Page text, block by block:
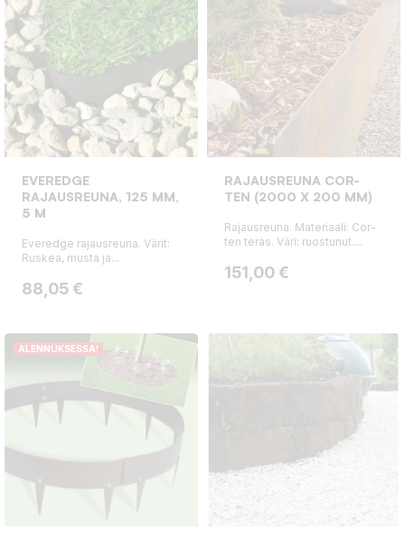
EVEREDGE
RAJAUSREUNA, 125 MM,
5 M
Everedge rajausreuna. Värit:
Ruskea, musta ja...
Hinta
88,05 €
RAJAUSREUNA COR-
TEN (2000 X 200 MM)
Rajausreuna. Materiaali: Cor-
ten teräs. Väri: ruostunut....
Hinta
151,00 €
ALENNUKSESSA!